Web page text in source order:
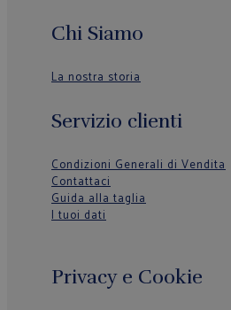
Chi Siamo
La nostra storia
Servizio clienti
Condizioni Generali di Vendita
Contattaci
Guida alla taglia
I tuoi dati
Privacy e Cookie